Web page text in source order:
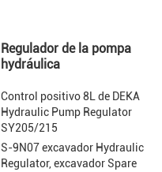
Regulador de la pompa
hydráulica
Control positivo 8L de DEKA
Hydraulic Pump Regulator
SY205/215
S-9N07 excavador Hydraulic
Regulator, excavador Spare